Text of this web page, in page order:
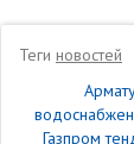
Теги новостей
Газпром